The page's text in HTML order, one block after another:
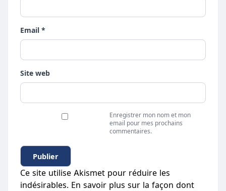
Email *
Site web
Enregistrer mon nom et mon
email pour mes prochains
commentaires.
Ce site utilise Akismet pour réduire les
indésirables. En savoir plus sur la façon dont